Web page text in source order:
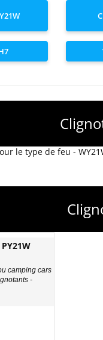
le type de feu -
camping cars
-